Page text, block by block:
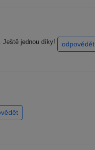
Ještě jednou díky! odpovědět